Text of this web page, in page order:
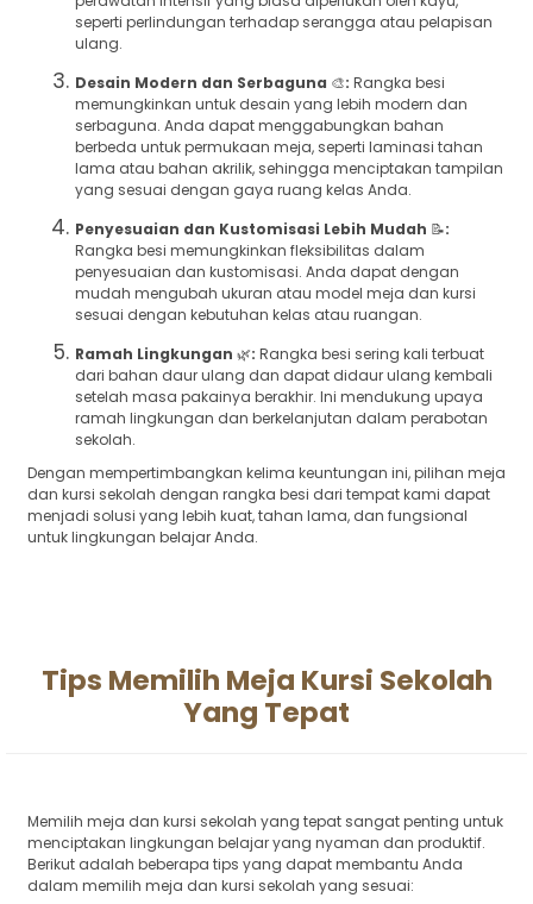
seperti perlindungan terhadap serangga atau pelapisan
ulang.
Desain Modern dan Serbaguna 🎨: Rangka besi
memungkinkan untuk desain yang lebih modern dan
serbaguna. Anda dapat menggabungkan bahan
berbeda untuk permukaan meja, seperti laminasi tahan
lama atau bahan akrilik, sehingga menciptakan tampilan
yang sesuai dengan gaya ruang kelas Anda.
Penyesuaian dan Kustomisasi Lebih Mudah 📝:
Rangka besi memungkinkan fleksibilitas dalam
penyesuaian dan kustomisasi. Anda dapat dengan
mudah mengubah ukuran atau model meja dan kursi
sesuai dengan kebutuhan kelas atau ruangan.
Ramah Lingkungan 🌿: Rangka besi sering kali terbuat
dari bahan daur ulang dan dapat didaur ulang kembali
setelah masa pakainya berakhir. Ini mendukung upaya
ramah lingkungan dan berkelanjutan dalam perabotan
sekolah.
Dengan mempertimbangkan kelima keuntungan ini, pilihan meja
dan kursi sekolah dengan rangka besi dari tempat kami dapat
menjadi solusi yang lebih kuat, tahan lama, dan fungsional
untuk lingkungan belajar Anda.
Tips Memilih Meja Kursi Sekolah
Yang Tepat
Memilih meja dan kursi sekolah yang tepat sangat penting untuk
menciptakan lingkungan belajar yang nyaman dan produktif.
Berikut adalah beberapa tips yang dapat membantu Anda
dalam memilih meja dan kursi sekolah yang sesuai: